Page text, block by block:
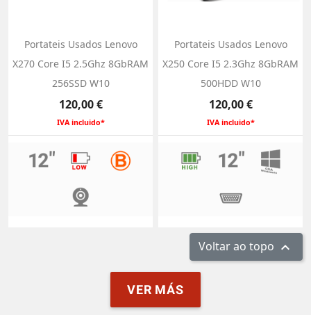
Portateis Usados Lenovo
X270 Core I5 2.5Ghz 8GbRAM
256SSD W10
Preço
120,00 €
IVA incluido*
Portateis Usados Lenovo
X250 Core I5 2.3Ghz 8GbRAM
500HDD W10
Preço
120,00 €
IVA incluido*
Voltar ao topo 
VER MÁS